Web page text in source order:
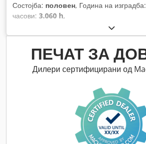
Состојба: половен, Година на изградба:
часови: 3.060 h,
ПЕЧАТ ЗА
Дилери сертифицирани од